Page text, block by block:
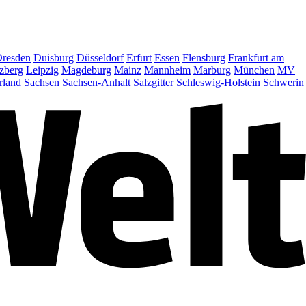
Duisburg Düsseldorf Erfurt Essen Flensburg Frankfurt am
Leipzig Magdeburg Mainz Mannheim Marburg München MV
Sachsen Sachsen-Anhalt Salzgitter Schleswig-Holstein Schwerin